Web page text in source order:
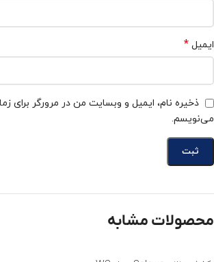
ایمیل *
ذخیره نام، ایمیل و وبسایت من در مرورگر برای
می‌نویسم.
محصولات مشابه